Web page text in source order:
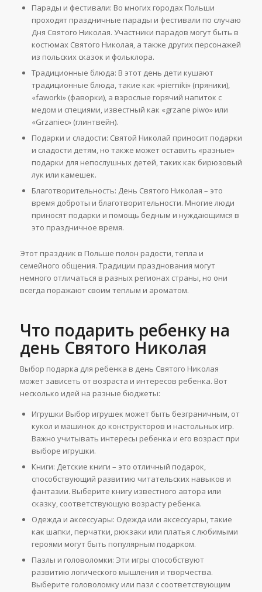
Парады и фестивали: Во многих городах Польши
проходят праздничные парады и фестивали по случаю
Дня Святого Николая. Участники парадов могут быть в
костюмах Святого Николая, а также других персонажей
из польских сказок и фольклора.
Традиционные блюда: В этот день дети кушают
традиционные блюда, такие как «pierniki» (пряники),
«faworki» (фаворки), а взрослые горячий напиток с
медом и специями, известный как «grzane piwo» или
«Grzaniec» (глинтвейн).
Подарки и сладости: Святой Николай приносит подарки
и сладости детям, но также может оставить «разные»
подарки для непослушных детей, таких как бирюзовый
лук или камешек.
Благотворительность: День Святого Николая – это
время доброты и благотворительности. Многие люди
приносят подарки и помощь бедным и нуждающимся в
это праздничное время.
Этот праздник в Польше полон радости, тепла и
семейного общения. Традиции празднования могут
немного отличаться в разных регионах страны, но они
всегда поражают своим теплым и ароматом.
Что подарить ребенку на
день Святого Николая
Выбор подарка для ребенка в день Святого Николая
может зависеть от возраста и интересов ребенка. Вот
несколько идей на разные бюджеты:
Игрушки Выбор игрушек может быть безграничным, от
кукол и машинок до конструкторов и настольных игр.
Важно учитывать интересы ребенка и его возраст при
выборе игрушки.
Книги: Детские книги – это отличный подарок,
способствующий развитию читательских навыков и
фантазии. Выберите книгу известного автора или
сказку, соответствующую возрасту ребенка.
Одежда и аксессуары: Одежда или аксессуары, такие
как шапки, перчатки, рюкзаки или платья с любимыми
героями могут быть популярным подарком.
Пазлы и головоломки: Эти игры способствуют
развитию логического мышления и творчества.
Выберите головоломку или пазл с соответствующим